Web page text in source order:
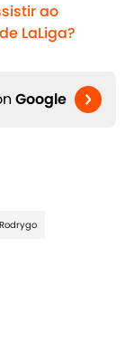
ao
LaLiga?
Google
Rodrygo